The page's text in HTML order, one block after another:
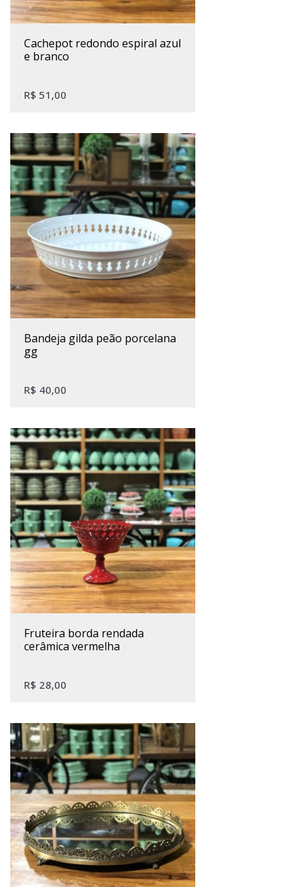
cachepot redondo espiral azul
e branco
R$ 51,00
bandeja gilda peão porcelana
gg
R$ 40,00
fruteira borda rendada
cerâmica vermelha
R$ 28,00